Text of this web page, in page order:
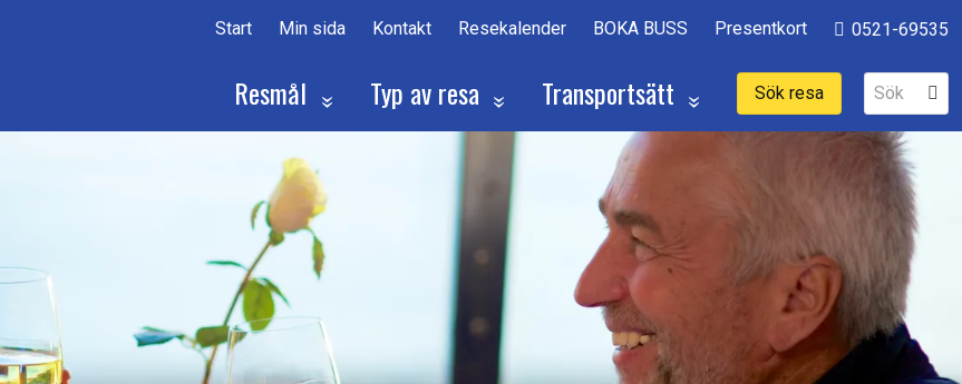
Start Min sida Kontakt Resekalender BOKA BUSS Presentkort 0521-69535
Resmål Typ av resa Transportsätt Sök resa